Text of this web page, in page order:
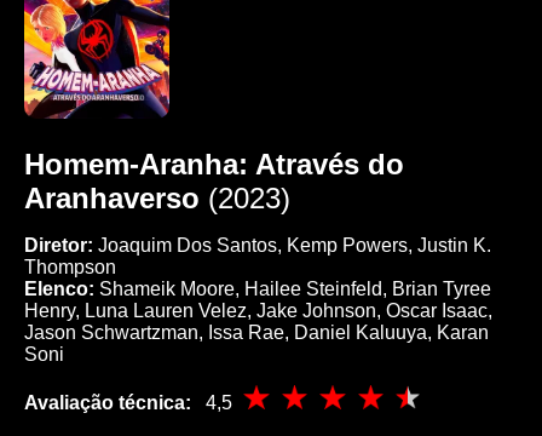
Homem-Aranha: Através do
Aranhaverso (2023)
Diretor: Joaquim Dos Santos, Kemp Powers, Justin K.
Thompson
Elenco: Shameik Moore, Hailee Steinfeld, Brian Tyree
Henry, Luna Lauren Velez, Jake Johnson, Oscar Isaac,
Jason Schwartzman, Issa Rae, Daniel Kaluuya, Karan
Soni
Avaliação técnica: 4,5